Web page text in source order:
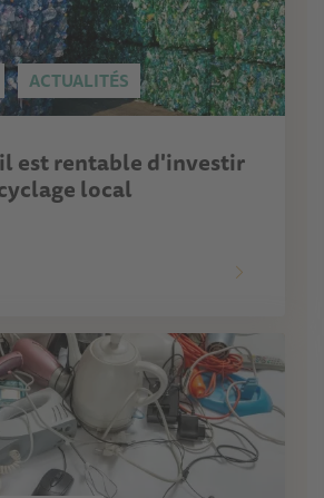
ACTUALITÉS
est rentable d'investir
local